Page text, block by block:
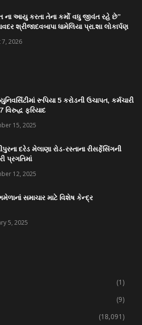
ના આયુ કરતા તેના કર્મો વધુ જીવંત રહે છે”
શ્રીજાદવબાપા ધામેલિયા પ્રા.શા લોકાર્પણ
7, 2026
રૂપિયા 5 કરોડની ઉચાપત, કર્મચારી
વિરુદ્ધ ફરિયાદ
15, 2025
દરેડ મેલાણા રોડ-રસ્તાના રીસર્ફેસિંગની
પ્રગતિમાં
12, 2025
સમાચાર માટે વિશેષ કેન્દ્ર
5, 2025
(1)
(9)
(18,091)